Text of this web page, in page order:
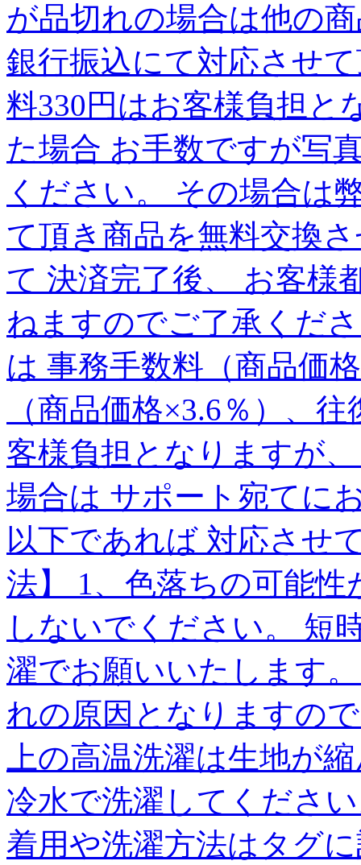
が品切れの場合は他の
銀行振込にて対応させ
料330円はお客様負担と
た場合 お手数ですが写
ください。 その場合は
て頂き商品を無料交換
て 決済完了後、 お客様
ねますのでご了承くだ
は 事務手数料（商品価
（商品価格×3.6％）、
客様負担となりますが
場合は サポート宛てに
以下であれば 対応させ
法】 1、色落ちの可能
しないでください。 短
濯でお願いいたします
れの原因となりますの
上の高温洗濯は生地が
冷水で洗濯してくださ
着用や洗濯方法はタグ